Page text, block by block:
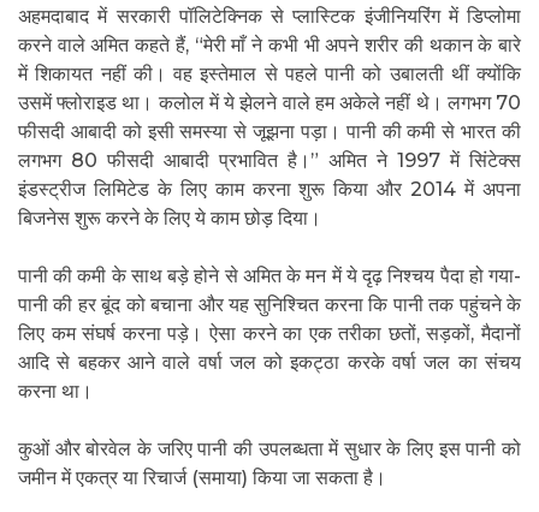
अहमदाबाद में सरकारी पॉलिटेक्निक से प्लास्टिक इंजीनियरिंग में डिप्लोमा
करने वाले अमित कहते हैं, “मेरी माँ ने कभी भी अपने शरीर की थकान के बारे
में शिकायत नहीं की। वह इस्तेमाल से पहले पानी को उबालती थीं क्योंकि
उसमें फ्लोराइड था। कलोल में ये झेलने वाले हम अकेले नहीं थे। लगभग 70
फीसदी आबादी को इसी समस्या से जूझना पड़ा। पानी की कमी से भारत की
लगभग 80 फीसदी आबादी प्रभावित है।” अमित ने 1997 में सिंटेक्स
इंडस्ट्रीज लिमिटेड के लिए काम करना शुरू किया और 2014 में अपना
बिजनेस शुरू करने के लिए ये काम छोड़ दिया।
पानी की कमी के साथ बड़े होने से अमित के मन में ये दृढ़ निश्चय पैदा हो गया-
पानी की हर बूंद को बचाना और यह सुनिश्चित करना कि पानी तक पहुंचने के
लिए कम संघर्ष करना पड़े। ऐसा करने का एक तरीका छतों, सड़कों, मैदानों
आदि से बहकर आने वाले वर्षा जल को इकट्ठा करके वर्षा जल का संचय
करना था।
कुओं और बोरवेल के जरिए पानी की उपलब्धता में सुधार के लिए इस पानी को
जमीन में एकत्र या रिचार्ज (समाया) किया जा सकता है।